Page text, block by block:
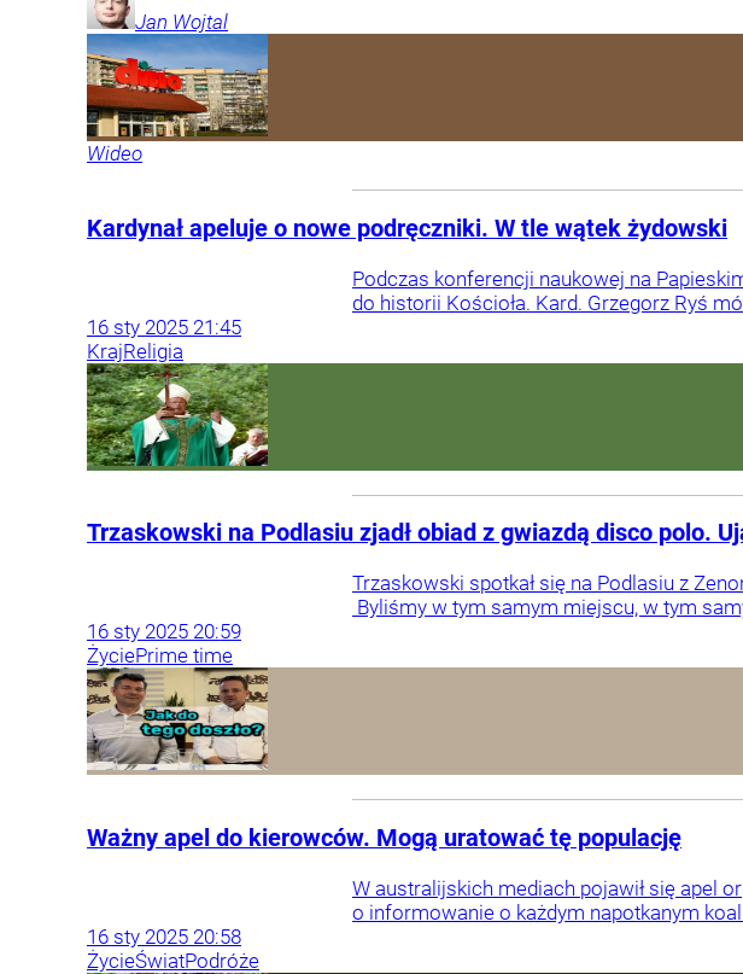
Jan Wojtal
Wideo
Kardynał apeluje o nowe podręczniki. W tle wątek żydowski
Podczas konferencji naukowej na
do historii Kościoła. Kard. Grzegorz Ryś
16 sty 2025 21:45
KrajReligia
Trzaskowski na Podlasiu zjadł obiad z gwiazdą disco polo.
Trzaskowski spotkał się na Podlasiu z
Byliśmy w tym samym miejscu, w tym
16 sty 2025 20:59
ŻyciePrime time
Ważny apel do kierowców. Mogą uratować tę populację
W australijskich mediach pojawił się apel
o informowanie o każdym napotkanym
16 sty 2025 20:58
ŻycieŚwiatPodróże